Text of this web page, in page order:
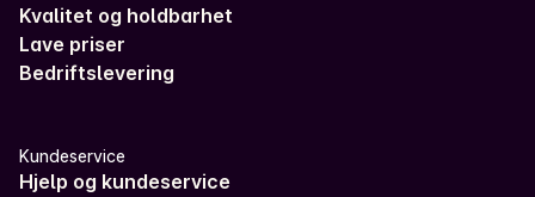
Kvalitet og holdbarhet
Lave priser
Bedriftslevering
Kundeservice
Hjelp og kundeservice